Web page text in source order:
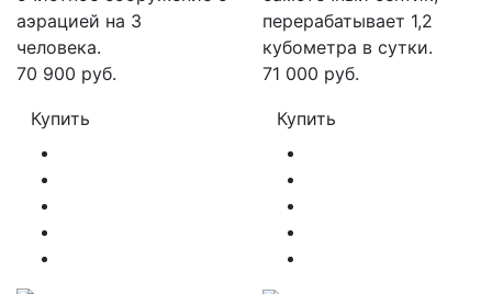
аэрацией на 3
человека.
70 900 руб.
Купить
перерабатывает 1,2
кубометра в сутки.
71 000 руб.
Купить